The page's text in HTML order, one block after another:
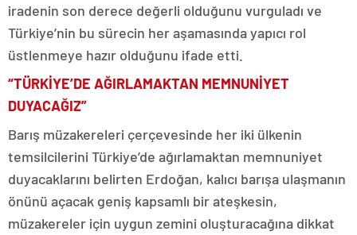
iradenin son derece değerli olduğunu vurguladı ve
Türkiye’nin bu sürecin her aşamasında yapıcı rol
üstlenmeye hazır olduğunu ifade etti.
“TÜRKİYE’DE AĞIRLAMAKTAN MEMNUNİYET
DUYACAĞIZ”
Barış müzakereleri çerçevesinde her iki ülkenin
temsilcilerini Türkiye’de ağırlamaktan memnuniyet
duyacaklarını belirten Erdoğan, kalıcı barışa ulaşmanın
önünü açacak geniş kapsamlı bir ateşkesin,
müzakereler için uygun zemini oluşturacağına dikkat